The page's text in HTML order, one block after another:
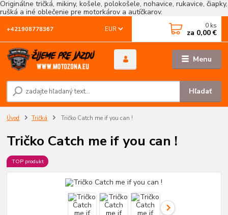
Originálne tričká, mikiny, košele, polokošele, nohavice, rukavice, čiapky,
rušká a iné oblečenie pre motorkárov a autíčkarov.
Menu
EUR
Hľadať
+421908778367 0 ks
za 0,00 €
Úvod Tričká Tričko Catch me if you can !
Tričko Catch me if you can !
TOP produkt